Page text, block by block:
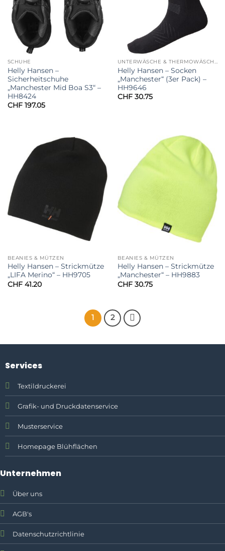
SCHUHE
Helly Hansen –
Sicherheitschuhe
„Manchester Mid Boa S3“ –
HH8424
CHF197.05
UNTERWÄSCHE & THERMOWÄSCHE
Helly Hansen – Socken
„Manchester“ (3er Pack) –
HH9646
CHF30.75
BEANIES & MÜTZEN
Helly Hansen – Strickmütze
„LIFA Merino“ – HH9705
CHF41.20
BEANIES & MÜTZEN
Helly Hansen – Strickmütze
„Manchester“ – HH9883
CHF30.75
1 2
Services
Textildruckerei
Grafik- und Druckdatenservice
Musterservice
Homepage Blühflächen
Unternehmen
Über uns
AGB's
Datenschutzrichtlinie